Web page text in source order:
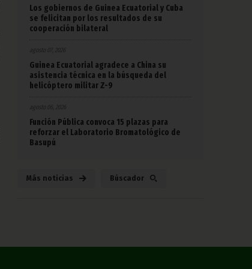
Los gobiernos de Guinea Ecuatorial y Cuba
se felicitan por los resultados de su
cooperación bilateral
agosto 07, 2026
Guinea Ecuatorial agradece a China su
asistencia técnica en la búsqueda del
helicóptero militar Z-9
agosto 06, 2026
Función Pública convoca 15 plazas para
reforzar el Laboratorio Bromatológico de
Basupú
Más noticias Búscador